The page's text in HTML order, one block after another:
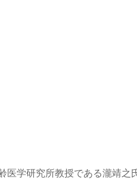
医学研究所教授である瀧靖